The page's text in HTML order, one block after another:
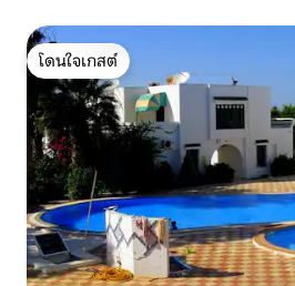
โดนใจเกสต์
โดนใจเกสต์